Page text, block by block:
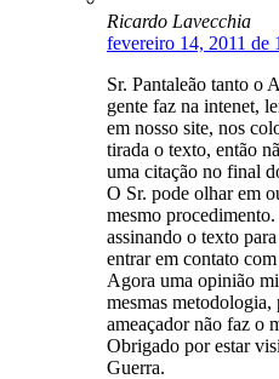
Ricardo Lavecchia
fevereiro 14, 2011 de
Sr. Pantaleão tanto o
gente faz na intenet,
em nosso site, nos
tirada o texto, então
uma citação no final
O Sr. pode olhar em
mesmo
assinando o texto
entrar em contato com
Agora uma opinião
mesmas
ameaçador não faz o
Obrigado por estar
Guerra.